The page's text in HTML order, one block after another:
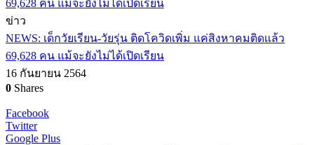
ข่าว
NEWS: เด็กวัยเรียน-วัยรุ่น ติดโควิดเพิ่ม แค่สิงหาคมติดแล้ว
69,628 คน แม้จะยังไม่ได้เปิดเรียน
16 กันยายน 2564
0 Shares
Facebook
Twitter
Google Plus